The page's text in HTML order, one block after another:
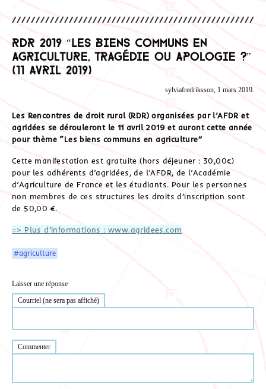
RDR 2019 “Les biens communs en
agriculture, tragédie ou apologie ?”
(11 avril 2019)
sylviafredriksson, 1 mars 2019.
Les Rencontres de droit rural (RDR) organisées par l’AFDR et
agridées se dérouleront le 11 avril 2019 et auront cette année
pour thème “Les biens communs en agriculture”
Cette manifestation est gratuite (hors déjeuner : 30,00€)
pour les adhérents d’agridées, de l’AFDR, de l’Académie
d’Agriculture de France et les étudiants. Pour les personnes
non membres de ces structures les droits d’inscription sont
de 50,00 €.
=> Plus d’informations : www.agridees.com
#agriculture
Laisser une réponse
Courriel (ne sera pas affiché)
Commenter